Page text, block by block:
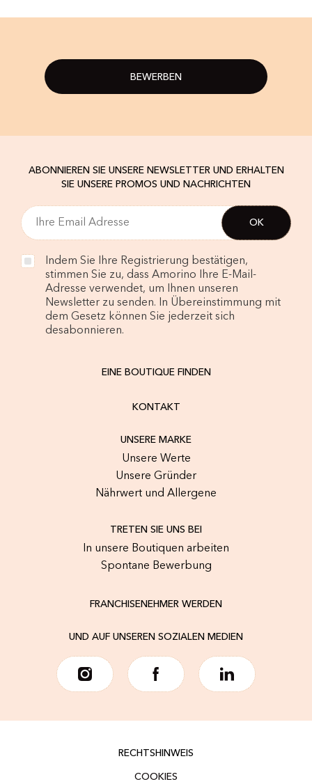
BEWERBEN
ABONNIEREN SIE UNSERE NEWSLETTER UND ERHALTEN
SIE UNSERE PROMOS UND NACHRICHTEN
Indem Sie Ihre Registrierung bestätigen,
stimmen Sie zu, dass Amorino Ihre E-Mail-
Adresse verwendet, um Ihnen unseren
Newsletter zu senden. In Übereinstimmung mit
dem Gesetz können Sie jederzeit sich
desabonnieren.
EINE BOUTIQUE FINDEN
KONTAKT
UNSERE MARKE
Unsere Werte
Unsere Gründer
Nährwert und Allergene
TRETEN SIE UNS BEI
In unsere Boutiquen arbeiten
Spontane Bewerbung
FRANCHISENEHMER WERDEN
UND AUF UNSEREN SOZIALEN MEDIEN
RECHTSHINWEIS
COOKIES